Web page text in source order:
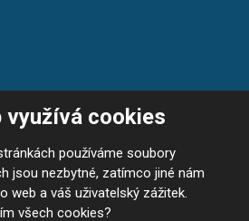
využívá cookies
používáme soubory
jsou nezbytné, zatímco jiné nám
web a váš uživatelský zážitek.
všech cookies?